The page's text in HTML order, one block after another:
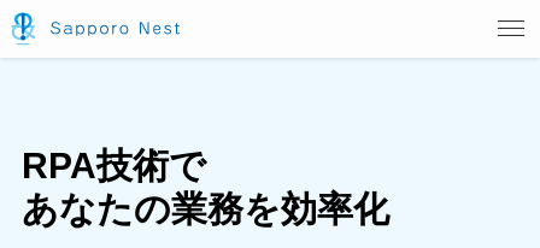
RPA技術で
あなたの業務を効率化